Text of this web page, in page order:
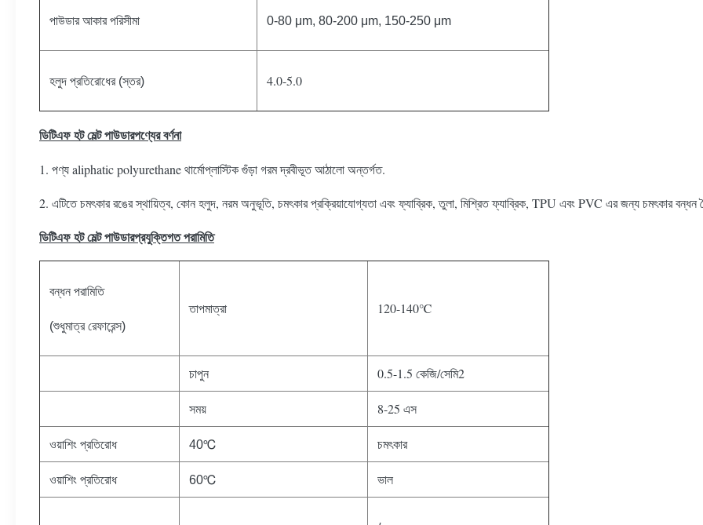
পাউডার আকার পরিসীমা 0-80 μm, 80-200 μm, 150-250 μm
হলুদ প্রতিরোধের (স্তর) 4.0-5.0
ডিটিএফ হট মেল্ট পাউডারপণ্যের বর্ণনা
1. পণ্য aliphatic polyurethane থার্মোপ্লাস্টিক গুঁড়া গরম দ্রবীভূত আঠালো অন্তর্গত.
2. এটিতে চমৎকার রঙের স্থায়িত্ব, কোন হলুদ, নরম অনুভূতি, চমৎকার প্রক্রিয়াযোগ্যতা এবং ফ্যাব্রিক, তুলা, মিশ্রিত ফ্যাব্রিক, TPU এবং PVC এর জন্য চমৎকার বন্ধন
ডিটিএফ হট মেল্ট পাউডারপ্রযুক্তিগত পরামিতি
বন্ধন পরামিতি
(শুধুমাত্র রেফারেন্স)
তাপমাত্রা 120-140℃
চাপুন 0.5-1.5 কেজি/সেমি2
সময় 8-25 এস
ওয়াশিং প্রতিরোধ 40℃ চমৎকার
ওয়াশিং প্রতিরোধ 60℃ ভাল